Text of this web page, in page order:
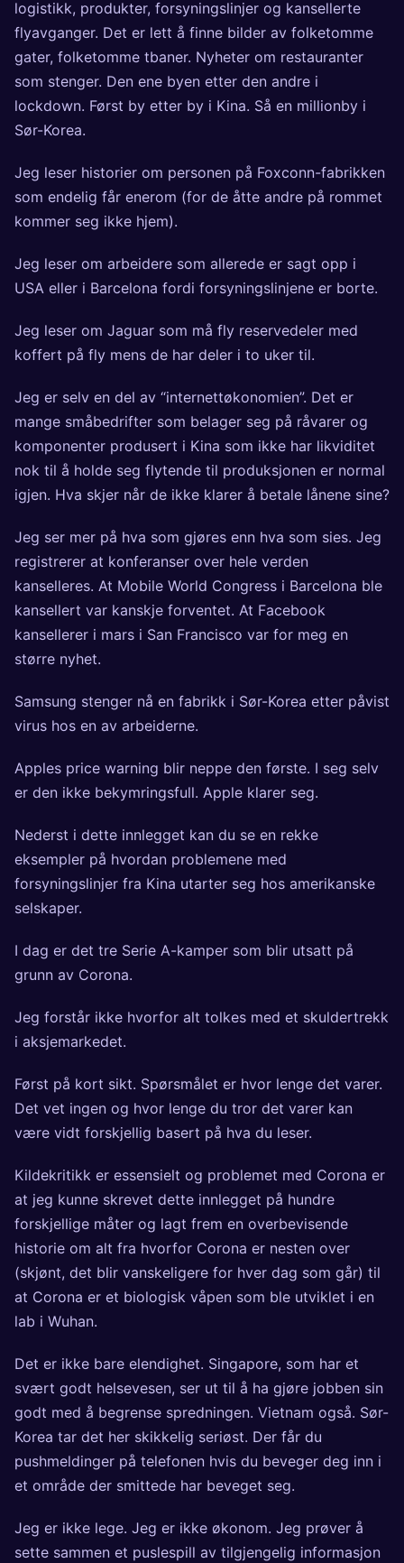
logistikk, produkter, forsyningslinjer og kansellerte
flyavganger. Det er lett å finne bilder av folketomme
gater, folketomme tbaner. Nyheter om restauranter
som stenger. Den ene byen etter den andre i
lockdown. Først by etter by i Kina. Så en millionby i
Sør-Korea.
Jeg leser historier om personen på Foxconn-fabrikken
som endelig får enerom (for de åtte andre på rommet
kommer seg ikke hjem).
Jeg leser om arbeidere som allerede er sagt opp i
USA eller i Barcelona fordi forsyningslinjene er borte.
Jeg leser om Jaguar som må fly reservedeler med
koffert på fly mens de har deler i to uker til.
Jeg er selv en del av “internettøkonomien”. Det er
mange småbedrifter som belager seg på råvarer og
komponenter produsert i Kina som ikke har likviditet
nok til å holde seg flytende til produksjonen er normal
igjen. Hva skjer når de ikke klarer å betale lånene sine?
Jeg ser mer på hva som gjøres enn hva som sies. Jeg
registrerer at konferanser over hele verden
kanselleres. At Mobile World Congress i Barcelona ble
kansellert var kanskje forventet. At Facebook
kansellerer i mars i San Francisco var for meg en
større nyhet.
Samsung stenger nå en fabrikk i Sør-Korea etter påvist
virus hos en av arbeiderne.
Apples price warning blir neppe den første. I seg selv
er den ikke bekymringsfull. Apple klarer seg.
Nederst i dette innlegget kan du se en rekke
eksempler på hvordan problemene med
forsyningslinjer fra Kina utarter seg hos amerikanske
selskaper.
I dag er det tre Serie A-kamper som blir utsatt på
grunn av Corona.
Jeg forstår ikke hvorfor alt tolkes med et skuldertrekk
i aksjemarkedet.
Først på kort sikt. Spørsmålet er hvor lenge det varer.
Det vet ingen og hvor lenge du tror det varer kan
være vidt forskjellig basert på hva du leser.
Kildekritikk er essensielt og problemet med Corona er
at jeg kunne skrevet dette innlegget på hundre
forskjellige måter og lagt frem en overbevisende
historie om alt fra hvorfor Corona er nesten over
(skjønt, det blir vanskeligere for hver dag som går) til
at Corona er et biologisk våpen som ble utviklet i en
lab i Wuhan.
Det er ikke bare elendighet. Singapore, som har et
svært godt helsevesen, ser ut til å ha gjøre jobben sin
godt med å begrense spredningen. Vietnam også. Sør-
Korea tar det her skikkelig seriøst. Der får du
pushmeldinger på telefonen hvis du beveger deg inn i
et område der smittede har beveget seg.
Jeg er ikke lege. Jeg er ikke økonom. Jeg prøver å
sette sammen et puslespill av tilgjengelig informasjon